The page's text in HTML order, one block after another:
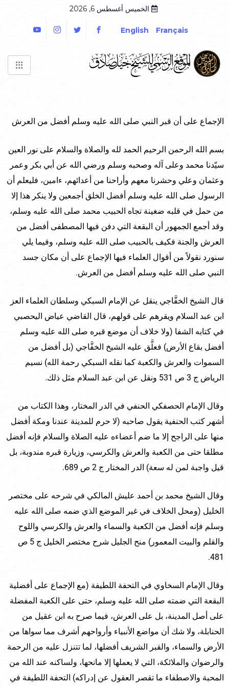
الخميس أغسطس 6, 2026
Français
English
الإجماع على أن قبر النبي صلى الله عليه وسلم أفضل من العرش
بسم الله الرحمن الرحيم الحمد لله والصلاة والسلام على نور العين
سيّدنا محمد وعلى آله وصحبه وسلم ورضي الله عن أبي بكر وعمر
وعثمان وعلي وحشرنا معهم وأراحنا من أعدائهم، ءامين، فليعلم أن
الرسول صلى الله عليه وسلم أفضل الخلق أجمعين ولا ينكر هذا إلا
من حمل في قلبه ضغينة تجاه الحبيب محمد صلى الله عليه وسلم،
وقد أجمع الجمهور أن البقعة التي دفن فيها المصطفى أفضل من
العرش والجنة فكيف بالحبيب صلى الله عليه وسلم، وفيما يلي
سنورد نقولاً من أقوال العلماء فيها الإجماع على أن مكان جسد
النبي صلى الله عليه وسلم أفضل من العرش.
قال الشيخ الخفَّاجي ينقل عن الإمام السبكي وسلطان العلماء العز
ابن عبد السلام ويقرهم على قولهم، قال القاضي عياض اليحصبي
في كتابه الشفا (ولا خلاف أن موضع قبره صلى الله عليه وسلم
أفضل بقاع الأرض) فعلَّق عليه الشيخ الخفَّاجي (بل أفضل من
السموات والعرش والكعبة كما نقله السبكي رحمة الله) نسيم
الرياض ج 3 ص 531 ونقل عن ابن عبد السلام مثل ذلك.
وقال الإمام الحصفكي الحنفي في الدر المختار، وهذا الكتاب من
أشهر كتب الحنفية يقول صاحبه (لا حرم للمدينة عندنا ومكة أفضل
منها على الراجح إلا ما ضم أعضاءه عليه الصلاة والسلام فإنه أفضل
مطلقا حتى من الكعبة والعرش والكرسي، وزيارة قبره مندوبة، بل
قيل واجبة لمن له سعة) الدر المختار ج 2 ص 689.
وقال الشيخ محمد بن أحمد عليش المالكي في شرحه على مختصر
الخليل (ومحل الخلاف في غير الموضع الذي ضمه صلى الله عليه
وسلم فإنه أفضل من الكعبة والسماء والعرش والكرسي واللوح
والقلم والبيت المعمور) منح الجليل شرح مختصر الخليل ج 5 ص
481.
وقال الإمام السخاوي في التحفة اللطيفة (مع الإجماع على أفضلية
البقعة التي ضمته صلى الله عليه وسلم، حتى على الكعبة المفضلة
على أصل المدينة، بل على العرش، فيما صرح به ابن عقيل من
الحنابلة، ولا شك أن مواضع الأنبياء وأرواحهم أشرف مما سواها من
الأرض والسماء، والقبر الشريف أفضلها، لما تتنزل عليه من الرحمة
والرضوان والملائكة، التي لا يعملها إلا مانحها، ولساكنه عند الله من
المحبة والاصطفاء ما تقصر العقول عن إدراكه) التحفة اللطيفة في